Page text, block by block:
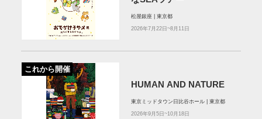
松屋銀座 | 東京都
2026年7月22日~8月11日
これから開催
HUMAN AND NATURE
東京ミッドタウン⽇⽐⾕ホール | 東京都
2026年9月5日~10月18日